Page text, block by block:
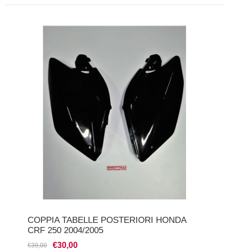
COPPIA TABELLE POSTERIORI HONDA
CRF 250 2004/2005
€39,00 €30,00